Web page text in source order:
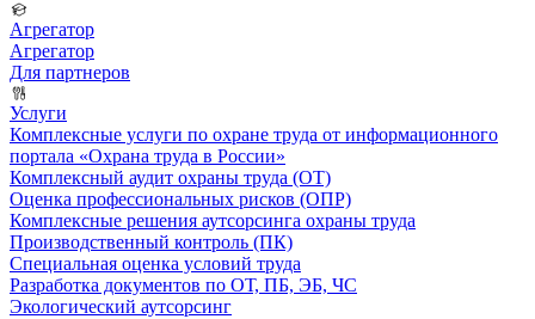
Агрегатор
Агрегатор
Для партнеров
Услуги
Комплексные услуги по охране труда от информационного
портала «Охрана труда в России»
Комплексный аудит охраны труда (ОТ)
Оценка профессиональных рисков (ОПР)
Комплексные решения аутсорсинга охраны труда
Производственный контроль (ПК)
Специальная оценка условий труда
Разработка документов по ОТ, ПБ, ЭБ, ЧС
Экологический аутсорсинг